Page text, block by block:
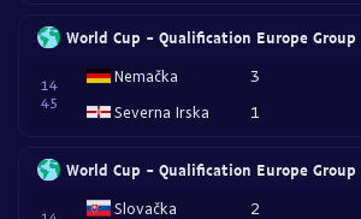
World Cup - Qualification Europe Group
14
45
Nemačka
Severna Irska
3
1
World Cup - Qualification Europe Group
Slovačka
2